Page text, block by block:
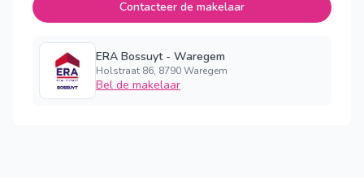
Contacteer de makelaar
ERA Bossuyt - Waregem
Holstraat 86, 8790 Waregem
Bel de makelaar